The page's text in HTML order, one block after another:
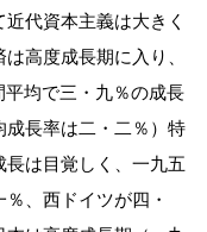
代資本主義は大きく
高度成長期に入り、
均で三・九％の成長
成長率は二・二％）特
は目覚しく、一九五
、西ドイツが四・